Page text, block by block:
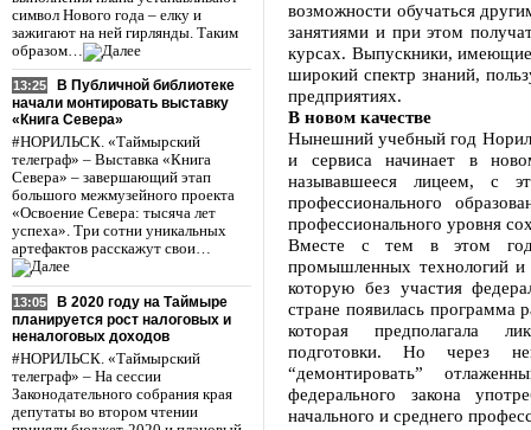
символ Нового года – елку и
зажигают на ней гирлянды. Таким
образом…
13:25
В Публичной библиотеке
начали монтировать выставку
«Книга Севера»
#НОРИЛЬСК. «Таймырский
телеграф» – Выставка «Книга
Севера» – завершающий этап
большого межмузейного проекта
«Освоение Севера: тысяча лет
успеха». Три сотни уникальных
артефактов расскажут свои…
13:05
В 2020 году на Таймыре
планируется рост налоговых и
неналоговых доходов
#НОРИЛЬСК. «Таймырский
телеграф» – На сессии
Законодательного собрания края
депутаты во втором чтении
возможности обучаться
занятиями и при этом
курсах. Выпускники, имеющие
широкий спектр знаний,
предприятиях.
В новом качестве
Нынешний учебный год
и сервиса начинает в
называвшееся лицеем, с
профессионального
профессионального уровня
Вместе с тем в этом
промышленных технологий и
которую без участия
стране появилась программа
которая предполагала
подготовки. Но через
“демонтировать”
федерального закона
начального и среднего